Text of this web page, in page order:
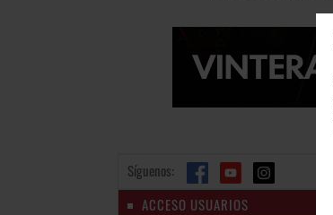
Síguenos:
ACCESO USUARIOS